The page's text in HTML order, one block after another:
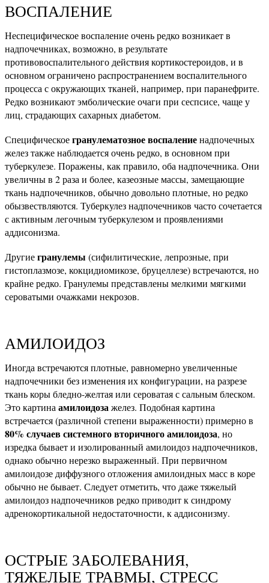
ВОСПАЛЕНИЕ
Неспецифическое воспаление очень редко возникает в
надпочечниках, возможно, в результате
противовоспалительного действия кортикостероидов, и в
основном ограничено распространением воспалительного
процесса с окружающих тканей, например, при паранефрите.
Редко возникают эмболические очаги при сеспсисе, чаще у
лиц, страдающих сахарных диабетом.
Специфическоегранулематозное воспалениенадпочечных
желез также наблюдается очень редко, в основном при
туберкулезе. Поражены, как правило, оба надпочечника. Они
увеличны в 2 раза и более, казеозные массы, замещающие
ткань надпочечников, обычно довольно плотные, но редко
обызвествляются. Туберкулез надпочечников часто сочетается
с активным легочным туберкулезом и проявлениями
аддисонизма.
Другиегранулемы (сифилитические, лепрозные, при
гистоплазмозе, кокцидиомикозе, бруцеллезе) встречаются, но
крайне редко. Гранулемы представлены мелкими мягкими
сероватыми очажками некрозов.
АМИЛОИДОЗ
Иногда встречаются плотные, равномерно увеличенные
надпочечники без изменения их конфигурации, на разрезе
ткань коры бледно-желтая или сероватая с сальным блеском.
Это картина амилоидозажелез. Подобная картина
встречается (различной степени выраженности) примерно в
80% случаев системного вторичного амилоидоза, но
изредка бывает и изолированный амилоидоз надпочечников,
однако обычно нерезко выраженный. При первичном
амилоидозе диффузного отложения амилоидных масс в коре
обычно не бывает. Следует отметить, что даже тяжелый
амилоидоз надпочечников редко приводит к синдрому
адренокортикальной недостаточности, к аддисонизму.
ОСТРЫЕ ЗАБОЛЕВАНИЯ,
ТЯЖЕЛЫЕ ТРАВМЫ, СТРЕСС